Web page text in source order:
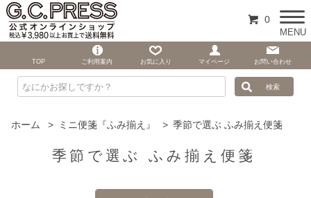
ホーム > ミニ便箋『ふみ揃え』 > 季節で選ぶ ふみ揃え便箋
季節で選ぶ ふみ揃え便箋
0
MENU
TOP ご利用案内 お気に入り マイページ お問い合わせ